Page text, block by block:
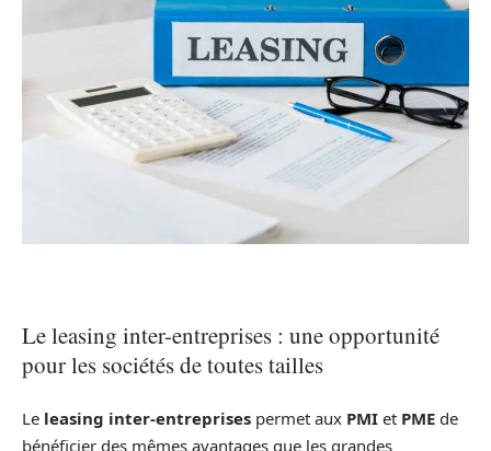
Le leasing inter-entreprises : une opportunité
pour les sociétés de toutes tailles
Le leasing inter-entreprises permet aux PMI et PME de
bénéficier des mêmes avantages que les grandes